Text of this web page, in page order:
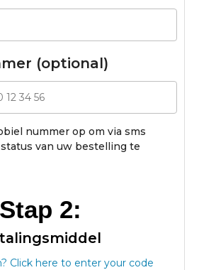
(optional)
nummer op om via sms
van uw bestelling te
Stap 2:
Click here to enter your code